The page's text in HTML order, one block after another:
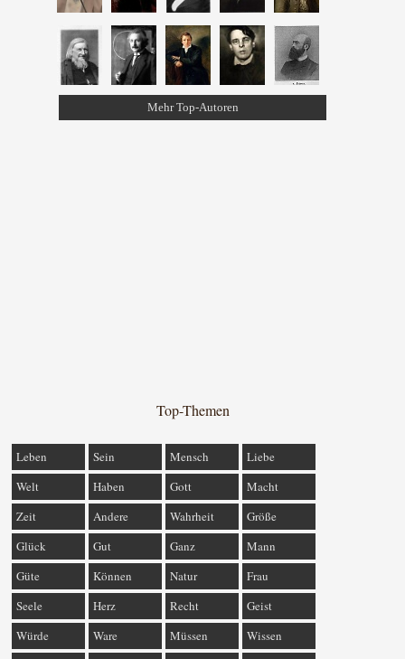
Mehr Top-Autoren
Top-Themen
Leben Sein Mensch
Liebe
Welt
Haben Gott
Macht
Zeit
Andere Wahrheit
Größe
Glück
Gut Ganz
Mann
Güte
Können Natur
Frau
Seele
Herz Recht
Geist
Würde
Ware Müssen
Wissen